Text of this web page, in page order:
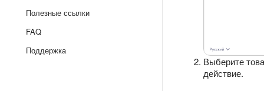
Полезные ссылки
FAQ
Поддержка
Выберите
действие.